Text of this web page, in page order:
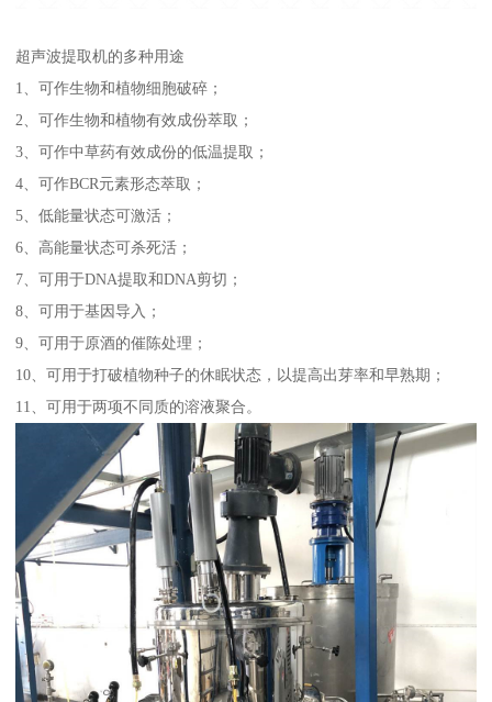
超声波提取机的多种用途
1、可作生物和植物细胞破碎；
2、可作生物和植物有效成份萃取；
3、可作中草药有效成份的低温提取；
4、可作BCR元素形态萃取；
5、低能量状态可激活；
6、高能量状态可杀死活；
7、可用于DNA提取和DNA剪切；
8、可用于基因导入；
9、可用于原酒的催陈处理；
10、可用于打破植物种子的休眠状态，以提高出芽率和早熟期；
11、可用于两项不同质的溶液聚合。